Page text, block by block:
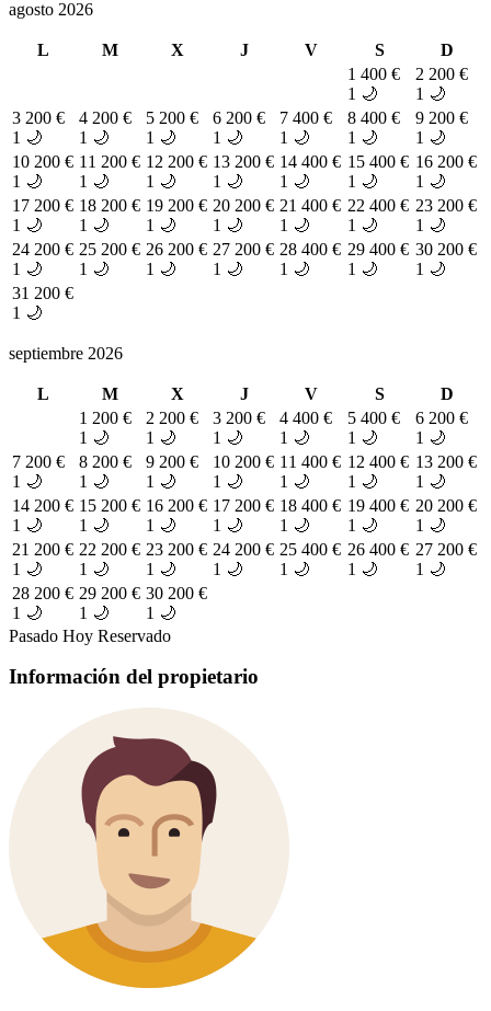
agosto 2026
L M X J V S
D
1 400 €
1 🌙
2 200 €
1 🌙
3 200 €
1 🌙
4 200 €
1 🌙
5 200 €
1 🌙
6 200 €
1 🌙
7 400 €
1 🌙
8 400 €
1 🌙
9 200 €
1 🌙
10 200 €
1 🌙
11 200 €
1 🌙
12 200 €
1 🌙
13 200 €
1 🌙
14 400 €
1 🌙
15 400 €
1 🌙
16 200 €
1 🌙
17 200 €
1 🌙
18 200 €
1 🌙
19 200 €
1 🌙
20 200 €
1 🌙
21 400 €
1 🌙
22 400 €
1 🌙
23 200 €
1 🌙
24 200 €
1 🌙
25 200 €
1 🌙
26 200 €
1 🌙
27 200 €
1 🌙
28 400 €
1 🌙
29 400 €
1 🌙
30 200 €
1 🌙
31 200 €
1 🌙
septiembre 2026
L M X J V S
D
1 200 €
1 🌙
2 200 €
1 🌙
3 200 €
1 🌙
4 400 €
1 🌙
5 400 €
1 🌙
6 200 €
1 🌙
7 200 €
1 🌙
8 200 €
1 🌙
9 200 €
1 🌙
10 200 €
1 🌙
11 400 €
1 🌙
12 400 €
1 🌙
13 200 €
1 🌙
14 200 €
1 🌙
15 200 €
1 🌙
16 200 €
1 🌙
17 200 €
1 🌙
18 400 €
1 🌙
19 400 €
1 🌙
20 200 €
1 🌙
21 200 €
1 🌙
22 200 €
1 🌙
23 200 €
1 🌙
24 200 €
1 🌙
25 400 €
1 🌙
26 400 €
1 🌙
27 200 €
1 🌙
28 200 €
1 🌙
29 200 €
1 🌙
30 200 €
1 🌙
Pasado Hoy Reservado
Información del propietario